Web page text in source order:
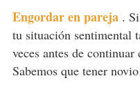
Engordar en pareja .
tu situación sentimental
veces antes de
Sabemos que tener